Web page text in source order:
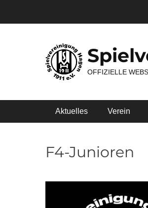
OFFIZIELLE
Primäres Menü
Aktuelles Verein
F4-Junioren